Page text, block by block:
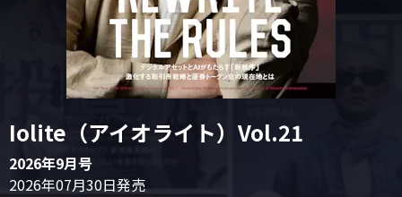
Iolite（アイオライト）Vol.21
2026年9月号
2026年07月30日発売